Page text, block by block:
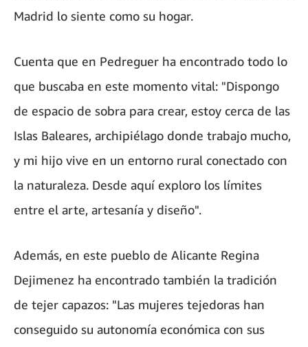
Madrid lo siente como su hogar.
Cuenta que en Pedreguer ha encontrado todo lo
que buscaba en este momento vital: "Dispongo
de espacio de sobra para crear, estoy cerca de las
Islas Baleares, archipiélago donde trabajo mucho,
y mi hijo vive en un entorno rural conectado con
la naturaleza. Desde aquí exploro los límites
entre el arte, artesanía y diseño".
Además, en este pueblo de Alicante Regina
Dejimenez ha encontrado también la tradición
de tejer capazos: "Las mujeres tejedoras han
conseguido su autonomía económica con sus